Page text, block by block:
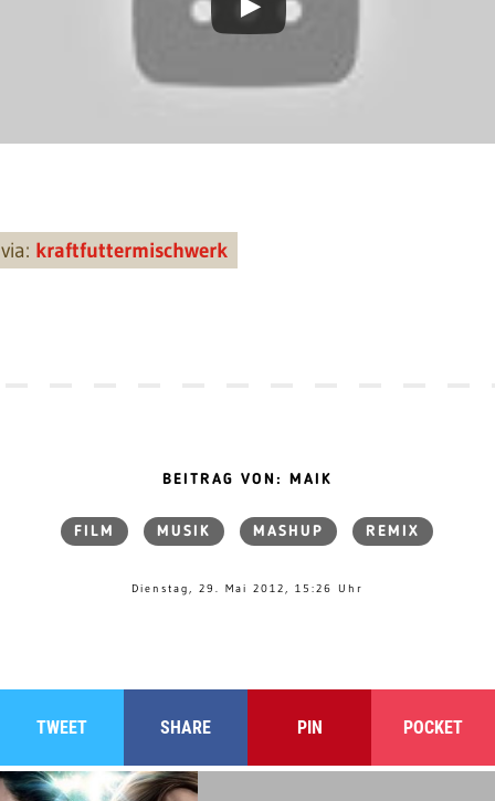
via: kraftfuttermischwerk
BEITRAG VON: MAIK
FILM MUSIK MASHUP REMIX
Dienstag, 29. Mai 2012, 15:26 Uhr
TWEET SHARE PIN POCKET